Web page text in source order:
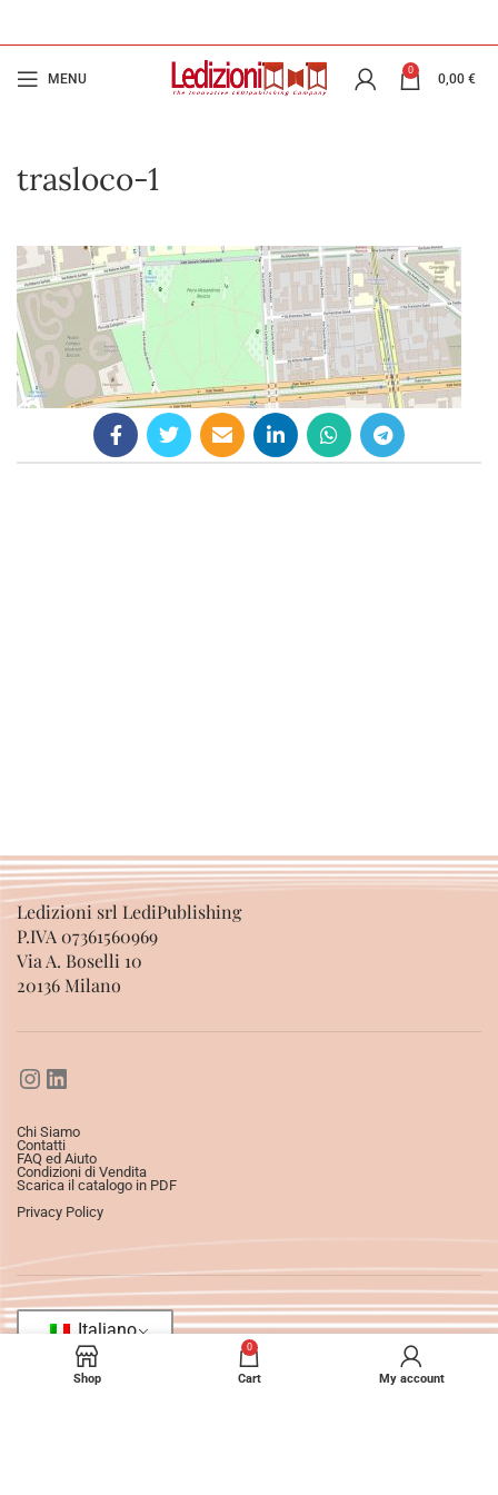
MENU
0
0,00 €
trasloco-1
Ledizioni srl LediPublishing
P.IVA 07361560969
Via A. Boselli 10
20136 Milano
Chi Siamo
Contatti
FAQ ed Aiuto
Condizioni di Vendita
Scarica il catalogo in PDF
Privacy Policy
Italiano
Shop
0
Cart My account